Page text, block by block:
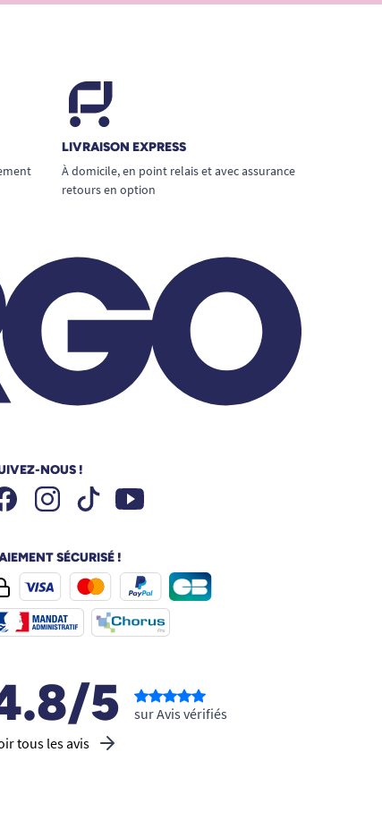
LIVRAISON EXPRESS
À domicile, en point relais et avec assurance
retours en option
NOUS !
FacebookInstagramTiktok Youtube
SÉCURISÉ !
5
tous les avis
sur Avis vérifiés